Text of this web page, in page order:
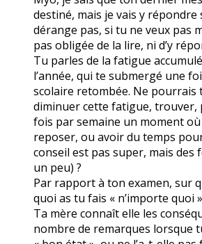
destiné, mais je vais y répondre
dérange pas, si tu ne veux pas
pas obligée de la lire, ni d’y
Tu parles de la fatigue
l’année, qui te submergé une
scolaire retombée. Ne pourrais
diminuer cette fatigue, trouver,
fois par semaine un moment
reposer, ou avoir du temps
conseil est pas super, mais des
un peu) ?
Par rapport à ton examen, sur
quoi as tu fais « n’importe quoi
Ta mère connaît elle les
nombre de remarques lorsque